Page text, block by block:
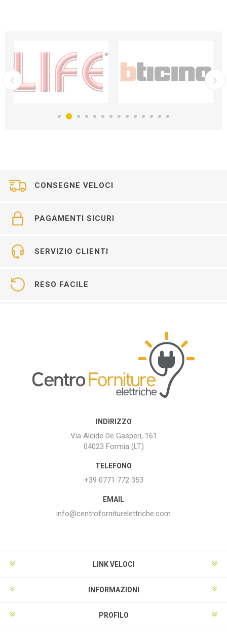
CONSEGNE VELOCI
PAGAMENTI SICURI
SERVIZIO CLIENTI
RESO FACILE
INDIRIZZO
Via Alcide De Gasperi, 161
04023 Formia (LT)
TELEFONO
+39 0771 772 353
EMAIL
info@centroforniturelettriche.com
LINK VELOCI
INFORMAZIONI
PROFILO